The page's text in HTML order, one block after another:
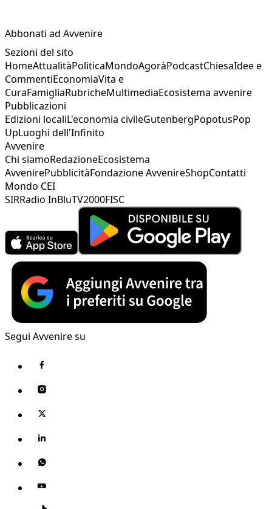
Abbonati ad Avvenire
Sezioni del sito
HomeAttualitàPoliticaMondoAgoràPodcastChiesaIdee e
CommentiEconomiaVita e
CuraFamigliaRubricheMultimediaEcosistema avvenire
Pubblicazioni
Edizioni localiL'economia civileGutenbergPopotusPop
UpLuoghi dell'Infinito
Avvenire
Chi siamoRedazioneEcosistema
AvvenirePubblicitàFondazione AvvenireShopContatti
Mondo CEI
SIRRadio InBluTV2000FISC
Segui Avvenire su